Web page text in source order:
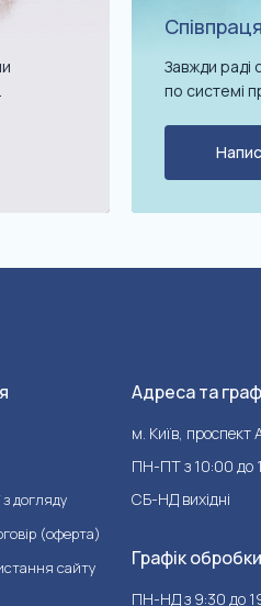
Співпраця
Завжди раді
по системі
догляду
(оферта)
сайту
Адреса та
м. Київ, проспект
ПН-ПТ з 10:00 до
СБ-НД вихідні
Графік
ПН-НД з 9:30 до